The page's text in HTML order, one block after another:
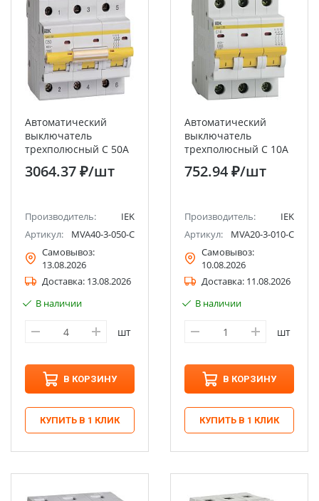
Автоматический
выключатель
трехполюсный C 50А
10кА ВА47-100 IEK
3064.37 ₽/шт
Производитель:
IEK
Артикул:
MVA40-3-050-C
Самовывоз:
13.08.2026
Доставка: 13.08.2026
В наличии
шт
В КОРЗИНУ
КУПИТЬ В 1 КЛИК
Автоматический
выключатель
трехполюсный C 10А
4.5кА ВА47-29 IEK
752.94 ₽/шт
Производитель:
IEK
Артикул:
MVA20-3-010-C
Самовывоз:
10.08.2026
Доставка: 11.08.2026
В наличии
шт
В КОРЗИНУ
КУПИТЬ В 1 КЛИК